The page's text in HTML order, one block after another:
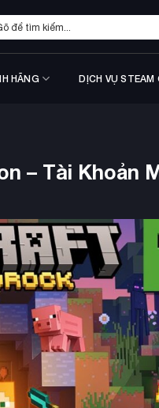
HÃNG DỊCH VỤ STEAM
– Tài Khoản